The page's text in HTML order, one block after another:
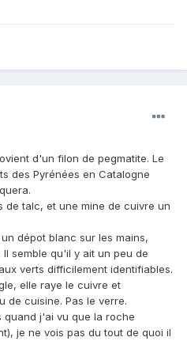
d'un filon de pegmatite. Le
des Pyrénées en Catalogne
de talc, et une mine de cuivre un
dépot blanc sur les mains,
semble qu'il y ait un peu de
verts difficilement identifiables.
elle raye le cuivre et
de cuisine. Pas le verre.
quand j'ai vu que la roche
je ne vois pas du tout de quoi il